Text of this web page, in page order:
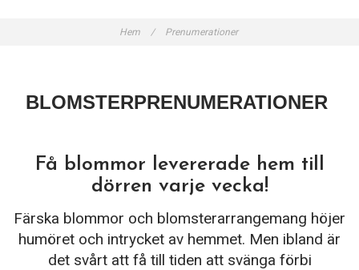
Hem / Prenumerationer
BLOMSTERPRENUMERATIONER
Få blommor levererade hem till
dörren varje vecka!
Färska blommor och blomsterarrangemang höjer
humöret och intrycket av hemmet. Men ibland är
det svårt att få till tiden att svänga förbi